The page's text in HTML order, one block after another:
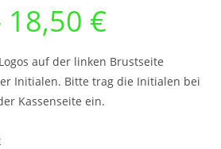
18,50 €Preisspanne:
auf der linken Brustseite
Initialen. Bitte trag die Initialen bei
Kassenseite ein.